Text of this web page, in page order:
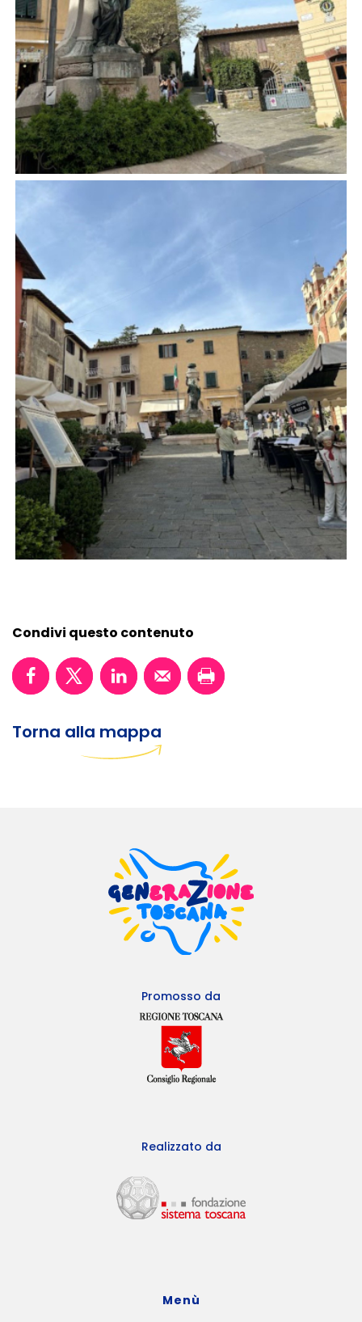
Condivi questo contenuto
Torna alla mappa
Promosso da
Realizzato da
Menù